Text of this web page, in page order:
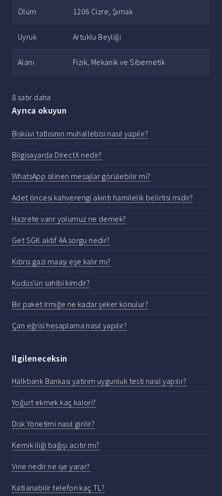
Ölüm 1206 Cizre, Şırnak
Uyruk Artuklu Beyliği
Alanı Fizik, Mekanik ve Sibernetik
8 satır daha
Ayrıca okuyun
Bisküvi tatlısının muhallebisi nasıl yapılır?
Bilgisayarda DirectX nedir?
WhatsApp silinen mesajlar görülebilir mi?
Adet öncesi kahverengi akıntı hamilelik belirtisi midir?
Hazrete varır yolumuz ne demek?
Get SGK aktif 4A sorgu nedir?
Kıbrıs gazi maaşı eşe kalır mı?
Kudüs'ün sahibi kimdir?
Bir paket Irmiğe ne kadar şeker konulur?
Çan eğrisi hesaplama nasıl yapılır?
Ilgileneceksin
Halkbank Bankası yatırım uygunluk testi nasıl yapılır?
Yoğurt ekmek kaç kalori?
Disk Yönetimi nasıl girilir?
Kemik iliği bağışı acıtır mı?
Vine nedir ne işe yarar?
Katlanabilir telefon kaç TL?